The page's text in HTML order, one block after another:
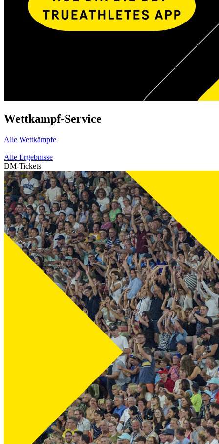
Wettkampf-Service
Alle Wettkämpfe
Alle Ergebnisse
DM-Tickets